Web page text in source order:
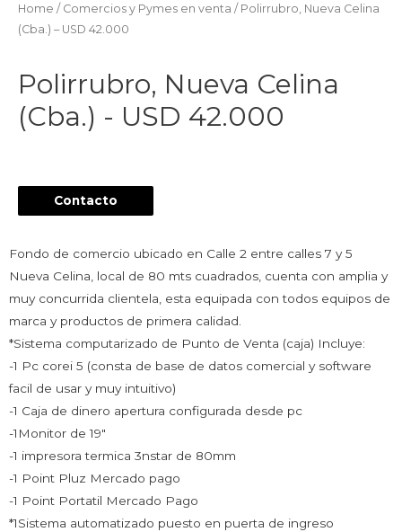
Home / Comercios y Pymes en venta / Polirrubro, Nueva Celina
(Cba.) – USD 42.000
Polirrubro, Nueva Celina
(Cba.) - USD 42.000
Contacto
Fondo de comercio ubicado en Calle 2 entre calles 7 y 5
Nueva Celina, local de 80 mts cuadrados, cuenta con amplia y
muy concurrida clientela, esta equipada con todos equipos de
marca y productos de primera calidad.
*Sistema computarizado de Punto de Venta (caja) Incluye:
-1 Pc corei 5 (consta de base de datos comercial y software
facil de usar y muy intuitivo)
-1 Caja de dinero apertura configurada desde pc
-1Monitor de 19″
-1 impresora termica 3nstar de 80mm
-1 Point Pluz Mercado pago
-1 Point Portatil Mercado Pago
*1Sistema automatizado puesto en puerta de ingreso